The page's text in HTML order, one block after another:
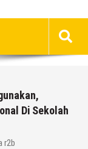
Di Sekolah
r2b